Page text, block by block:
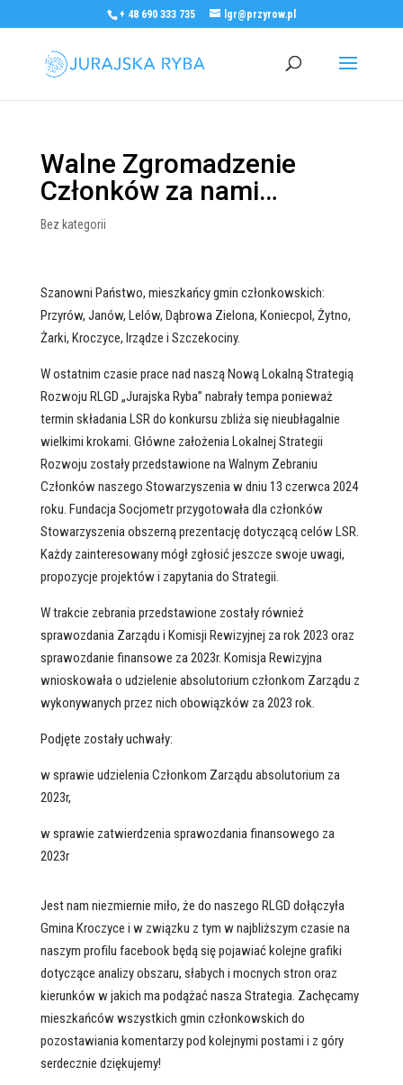
+ 48 690 333 735 lgr@przyrow.pl
Walne Zgromadzenie
Członków za nami…
Bez kategorii
Szanowni Państwo, mieszkańcy gmin członkowskich:
Przyrów, Janów, Lelów, Dąbrowa Zielona, Koniecpol, Żytno,
Żarki, Kroczyce, Irządze i Szczekociny.
W ostatnim czasie prace nad naszą Nową Lokalną Strategią
Rozwoju RLGD „Jurajska Ryba” nabrały tempa ponieważ
termin składania LSR do konkursu zbliża się nieubłagalnie
wielkimi krokami. Główne założenia Lokalnej Strategii
Rozwoju zostały przedstawione na Walnym Zebraniu
Członków naszego Stowarzyszenia w dniu 13 czerwca 2024
roku. Fundacja Socjometr przygotowała dla członków
Stowarzyszenia obszerną prezentację dotyczącą celów LSR.
Każdy zainteresowany mógł zgłosić jeszcze swoje uwagi,
propozycje projektów i zapytania do Strategii.
W trakcie zebrania przedstawione zostały również
sprawozdania Zarządu i Komisji Rewizyjnej za rok 2023 oraz
sprawozdanie finansowe za 2023r. Komisja Rewizyjna
wnioskowała o udzielenie absolutorium członkom Zarządu z
wykonywanych przez nich obowiązków za 2023 rok.
Podjęte zostały uchwały:
w sprawie udzielenia Członkom Zarządu absolutorium za
2023r,
w sprawie zatwierdzenia sprawozdania finansowego za
2023r
Jest nam niezmiernie miło, że do naszego RLGD dołączyła
Gmina Kroczyce i w związku z tym w najbliższym czasie na
naszym profilu facebook będą się pojawiać kolejne grafiki
dotyczące analizy obszaru, słabych i mocnych stron oraz
kierunków w jakich ma podążać nasza Strategia. Zachęcamy
mieszkańców wszystkich gmin członkowskich do
pozostawiania komentarzy pod kolejnymi postami i z góry
serdecznie dziękujemy!